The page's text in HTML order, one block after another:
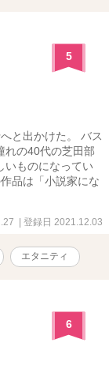
5
と出かけた。 バス
れの40代の芝田部
いものになってい
品は「小説家にな
| 登録日 2021.12.03
エタニティ
6